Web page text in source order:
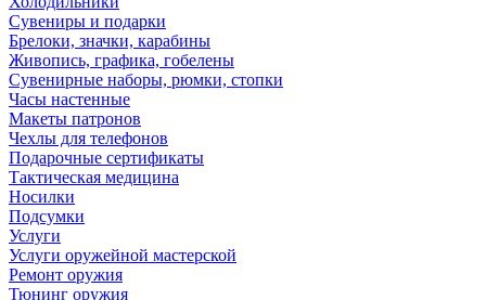
Сувениры и подарки
Брелоки, значки, карабины
Живопись, графика, гобелены
Сувенирные наборы, рюмки, стопки
Часы настенные
Макеты патронов
Чехлы для телефонов
Подарочные сертификаты
Тактическая медицина
Носилки
Подсумки
Услуги
Услуги оружейной мастерской
Ремонт оружия
Тюнинг оружия